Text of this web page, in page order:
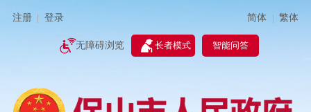
注册 登录 简体 | 繁体
无障碍浏览 长者模式 智能问答